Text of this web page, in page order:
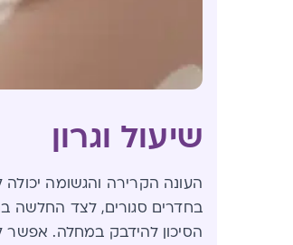
שיעול וגרון
העונה הקרירה והגשומה
בחדרים סגורים, לצד החלשה
הסיכון להידבק במחלה. אפשר